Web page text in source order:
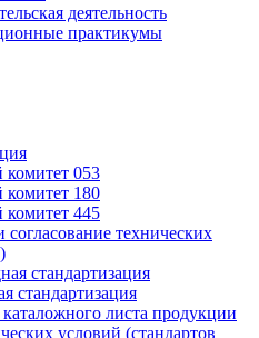
деятельность
практикумы
комитет 053
комитет 180
комитет 445
согласование технических
стандартизация
стандартизация
каталожного листа продукции
условий (стандартов